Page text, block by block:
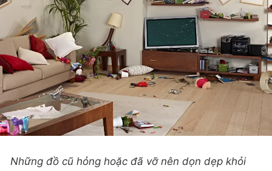
Những đồ cũ hỏng hoặc đã vỡ nên dọn dẹp khỏi